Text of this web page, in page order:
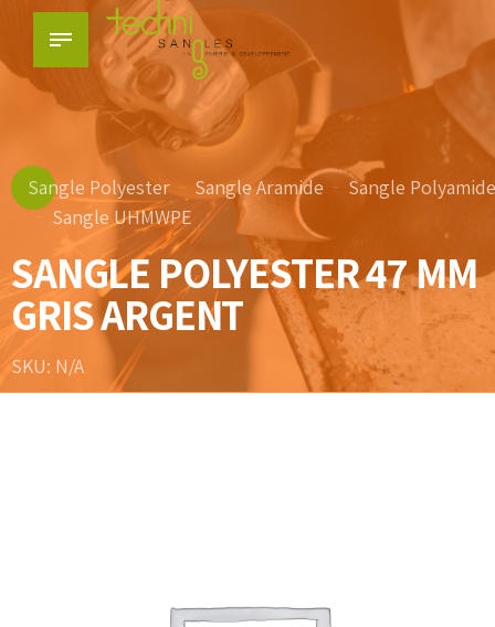
Sangle Polyester Sangle Aramide
Sangle Polyamide
Sangle UHMWPE
SANGLE POLYESTER 47 MM
GRIS ARGENT
SKU: N/A